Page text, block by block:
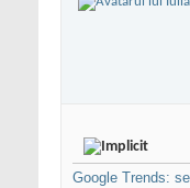
Google Trends: